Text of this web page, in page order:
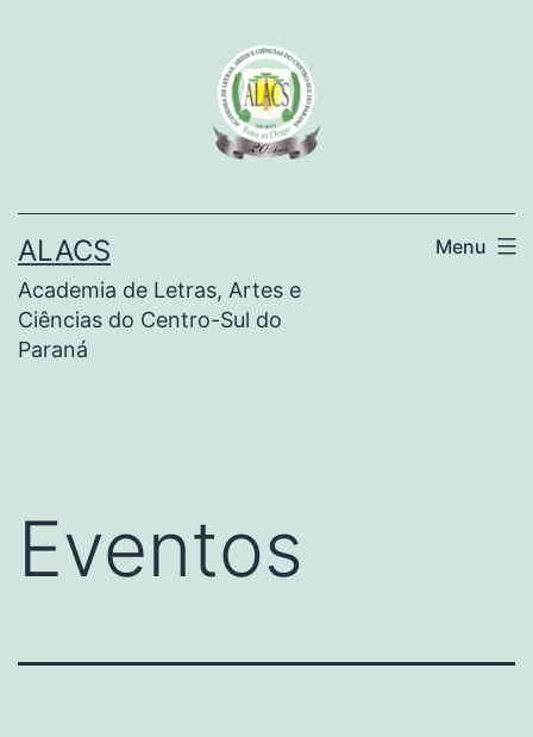
ALACS
Academia de Letras, Artes e
Ciências do Centro-Sul do
Paraná
Menu
Eventos